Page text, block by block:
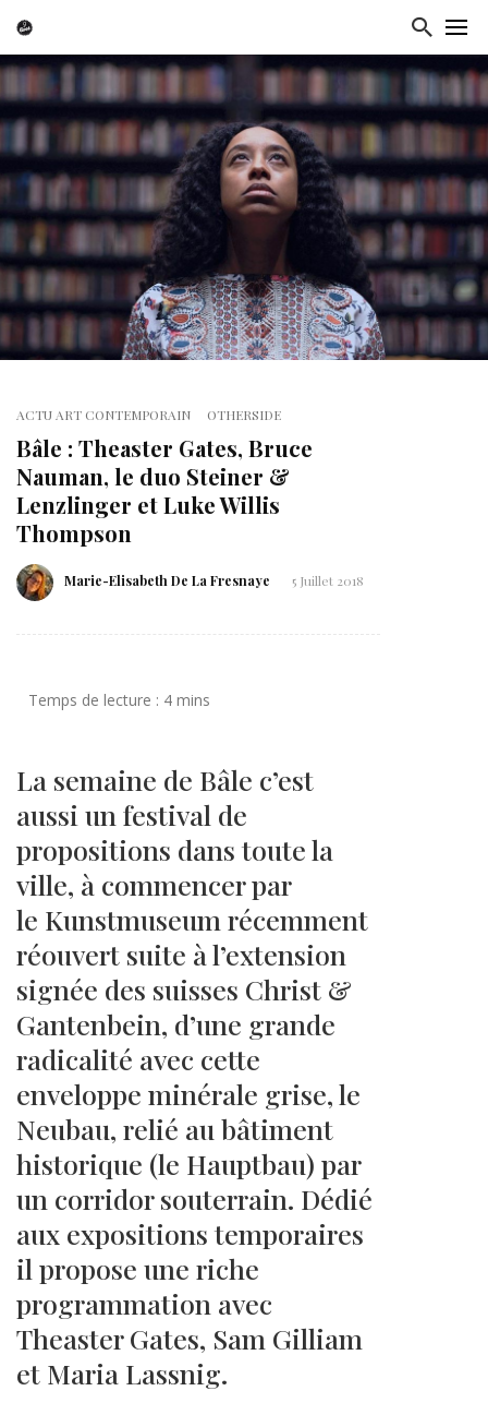
ACTU ART CONTEMPORAIN OTHERSIDE
Bâle : Theaster Gates, Bruce
Nauman, le duo Steiner &
Lenzlinger et Luke Willis
Thompson
Marie-Elisabeth De La Fresnaye 5 Juillet 2018
La semaine de Bâle c’est
aussi un festival de
propositions dans toute la
ville, à commencer par
le Kunstmuseum récemment
réouvert suite à l’extension
signée des suisses Christ &
Gantenbein, d’une grande
radicalité avec cette
enveloppe minérale grise, le
Neubau, relié au bâtiment
historique (le Hauptbau) par
un corridor souterrain. Dédié
aux expositions temporaires
il propose une riche
programmation avec
Theaster Gates, Sam Gilliam
et Maria Lassnig.